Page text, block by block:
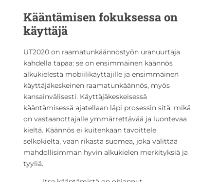
Kääntämisen fokuksessa on
käyttäjä
UT2020 on raamatunkäännöstyön uranuurtaja
kahdella tapaa: se on ensimmäinen käännös
alkukielestä mobiilikäyttäjille ja ensimmäinen
käyttäjäkeskeinen raamatunkäännös, myös
kansainvälisesti. Käyttäjäkeskeisessä
kääntämisessä ajatellaan läpi prosessin sitä, mikä
on vastaanottajalle ymmärrettävää ja luontevaa
kieltä. Käännös ei kuitenkaan tavoittele
selkokieltä, vaan rikasta suomea, joka välittää
mahdollisimman hyvin alkukielen merkityksiä ja
tyyliä.